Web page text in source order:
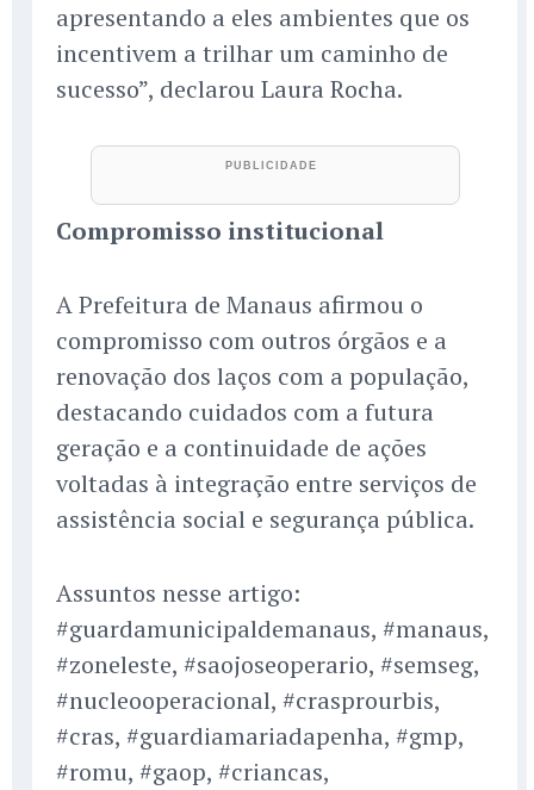
apresentando a eles ambientes que os
incentivem a trilhar um caminho de
sucesso”, declarou Laura Rocha.
Compromisso institucional
A Prefeitura de Manaus afirmou o
compromisso com outros órgãos e a
renovação dos laços com a população,
destacando cuidados com a futura
geração e a continuidade de ações
voltadas à integração entre serviços de
assistência social e segurança pública.
Assuntos nesse artigo:
#guardamunicipaldemanaus, #manaus,
#zoneleste, #saojoseoperario, #semseg,
#nucleooperacional, #crasprourbis,
#cras, #guardiamariadapenha, #gmp,
#romu, #gaop, #criancas,